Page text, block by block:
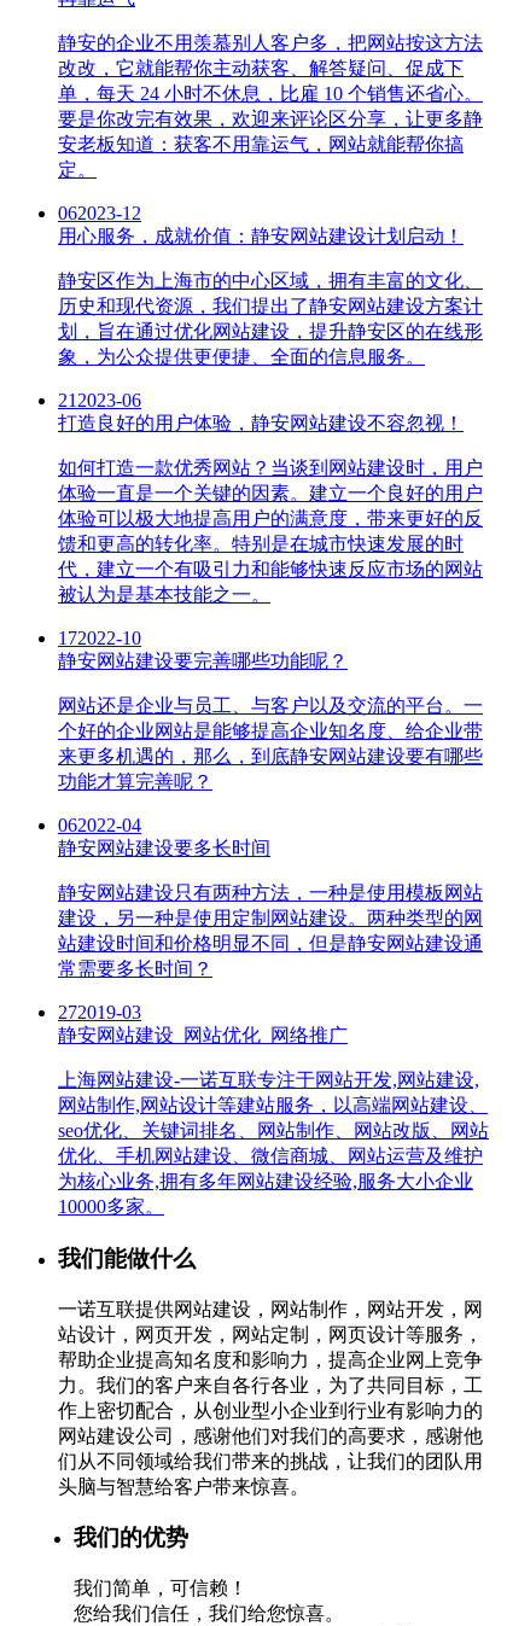
静安的企业不用羡慕别人客户多，把网站按这方法
改改，它就能帮你主动获客、解答疑问、促成下
单，每天 24 小时不休息，比雇 10 个销售还省心。
要是你改完有效果，欢迎来评论区分享，让更多静
安老板知道：获客不用靠运气，网站就能帮你搞
定。
062023-12
用心服务，成就价值：静安网站建设计划启动！
静安区作为上海市的中心区域，拥有丰富的文化、
历史和现代资源，我们提出了静安网站建设方案计
划，旨在通过优化网站建设，提升静安区的在线形
象，为公众提供更便捷、全面的信息服务。
21 2023-06
打造良好的用户体验，静安网站建设不容忽视！
如何打造一款优秀网站？当谈到网站建设时，用户
体验一直是一个关键的因素。建立一个良好的用户
体验可以极大地提高用户的满意度，带来更好的反
馈和更高的转化率。特别是在城市快速发展的时
代，建立一个有吸引力和能够快速反应市场的网站
被认为是基本技能之一。
172022-10
静安网站建设要完善哪些功能呢？
网站还是企业与员工、与客户以及交流的平台。一
个好的企业网站是能够提高企业知名度、给企业带
来更多机遇的，那么，到底静安网站建设要有哪些
功能才算完善呢？
062022-04
静安网站建设要多长时间
静安网站建设只有两种方法，一种是使用模板网站
建设，另一种是使用定制网站建设。两种类型的网
站建设时间和价格明显不同，但是静安网站建设通
常需要多长时间？
272019-03
静安网站建设_网站优化_网络推广
上海网站建设-一诺互联专注于网站开发,网站建设,
网站制作,网站设计等建站服务，以高端网站建设、
seo优化、关键词排名、网站制作、网站改版、网站
优化、手机网站建设、微信商城、网站运营及维护
为核心业务,拥有多年网站建设经验,服务大小企业
10000多家。
我们能做什么
一诺互联提供网站建设，网站制作，网站开发，网
站设计，网页开发，网站定制，网页设计等服务，
帮助企业提高知名度和影响力，提高企业网上竞争
力。我们的客户来自各行各业，为了共同目标，工
作上密切配合，从创业型小企业到行业有影响力的
网站建设公司，感谢他们对我们的高要求，感谢他
们从不同领域给我们带来的挑战，让我们的团队用
头脑与智慧给客户带来惊喜。
我们的优势
我们简单，可信赖！
您给我们信任，我们给您惊喜。